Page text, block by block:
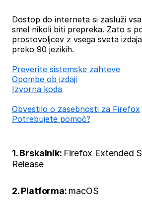
Dostop do interneta si zasluži
smel nikoli biti prepreka. Zato s
prostovoljcev z vsega sveta
preko 90 jezikih.
Preverite sistemske zahteve
Opombe ob izdaji
Izvorna koda
Obvestilo o zasebnosti za Firefox
Potrebujete pomoč?
1. Brskalnik: Firefox Extended
Release
2. Platforma: macOS